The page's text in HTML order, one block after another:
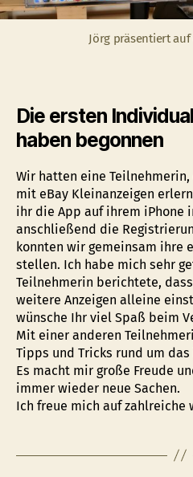
Jörg präsentiert
Die ersten
haben begonnen
Wir hatten eine
mit eBay Kleinanzeigen
ihr die App auf ihrem iPhone
anschließend die
konnten wir gemeinsam ihre
stellen. Ich habe mich sehr
Teilnehmerin berichtete,
weitere Anzeigen alleine
wünsche Ihr viel Spaß beim
Mit einer anderen
Tipps und Tricks rund um
Es macht mir große Freude
immer wieder neue Sachen.
Ich freue mich auf zahlreiche